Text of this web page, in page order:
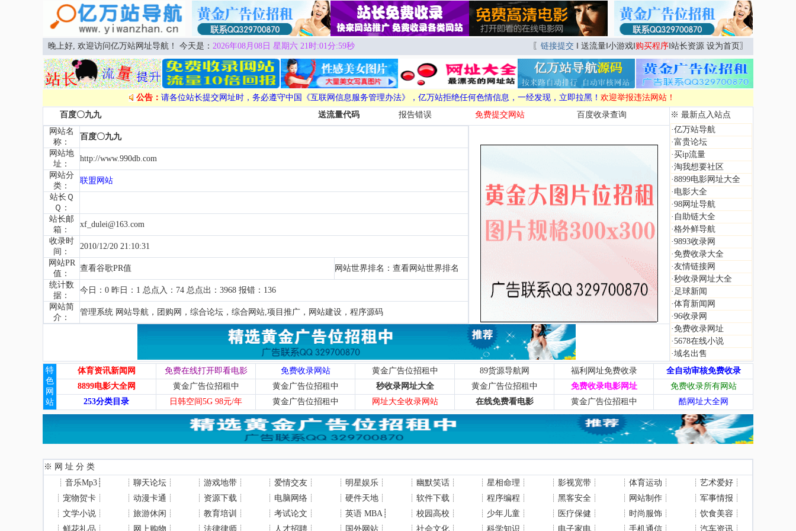
晚上好, 欢迎访问亿万站网址导航！ 今天是： 2026年08月08日 星期六 21时:02分:00秒 〖 链接提交 送流量 小游戏 购买程序 站长资源 设为首页〗
公告： 请各位站长提交网址时，务必遵守中国《互联网信息服务管理办法》，亿万站拒绝任何色情信息，一经发现，立即拉黑！ 欢迎举报违法网站！
百度〇九九
送流量代码 报告错误 免费提交网站 百度收录查询
※ 最新点入站点
·亿万站导航
·富贵论坛
·买ip流量
·淘我想要社区
·8899电影网址大全
· 电影大全
·98网址导航
· 自助链大全
·格外鲜导航
·9893收录网
·免费收录大全
·友情链接网
·秒收录网址大全
· 足球新闻
·体育新闻网
·96收录网
·免费收录网址
·5678在线小说
·域名出售
网站名
称：
百度〇九九
网站地
址：
http://www.990db.com
网站分
类：
联盟网站
站长Ｑ
Ｑ：
站长邮
箱：
xf_dulei@163.com
收录时
间：
2010/12/20 21:10:31
网站PR
值：
查看谷歌PR值 网站世界排名： 查看网站世界排名
统计数
据：
今日：0 昨日：1 总点入：74 总点出：3968 报错：136
网站简
介：
管理系统 网站导航，团购网，综合论坛，综合网站,项目推广，网站建设，程序源码
特
色
网
站
体育资讯新闻网 免费在线打开即看电影 免费收录网站 黄金广告位招租中 89货源导航网 福利网址免费收录
全自动审核免费收录
8899电影大全网
黄金广告位招租中 黄金广告位招租中 秒收录网址大全 黄金广告位招租中 免费收录电影网址
免费收录所有网站
253分类目录
日韩空间5G 98元/年 黄金广告位招租中 网址大全收录网站 在线免费看电影 黄金广告位招租中 酷网址大全网
※ 网 址 分 类
┊ 音乐Mp3 ┊ ┊ 聊天论坛 ┊ ┊ 游戏地带 ┊ ┊ 爱情交友 ┊ ┊ 明星娱乐 ┊ ┊ 幽默笑话 ┊ ┊ 星相命理 ┊ ┊ 影视宽带┊ ┊ 体育运动 ┊ ┊ 艺术爱好┊
┊ 宠物贺卡 ┊ ┊ 动漫卡通 ┊ ┊ 资源下载 ┊ ┊ 电脑网络 ┊ ┊ 硬件天地 ┊ ┊ 软件下载 ┊ ┊ 程序编程 ┊ ┊ 黑客安全┊ ┊ 网站制作┊ ┊ 军事情报 ┊
┊ 文学小说 ┊ ┊ 旅游休闲 ┊ ┊ 教育培训 ┊ ┊ 考试论文 ┊ ┊ 英语 MBA┊ ┊ 校园高校 ┊ ┊ 少年儿童 ┊ ┊ 医疗保健 ┊ ┊ 时尚服饰┊ ┊ 饮食美容 ┊
┊ 鲜花礼品 ┊ ┊ 网上购物 ┊ ┊ 法律律师 ┊ ┊ 人才招聘 ┊ ┊ 国外网站 ┊ ┊ 社会文化 ┊ ┊ 科学知识 ┊ ┊ 电子家电┊ ┊ 手机通信┊ ┊ 汽车资讯┊